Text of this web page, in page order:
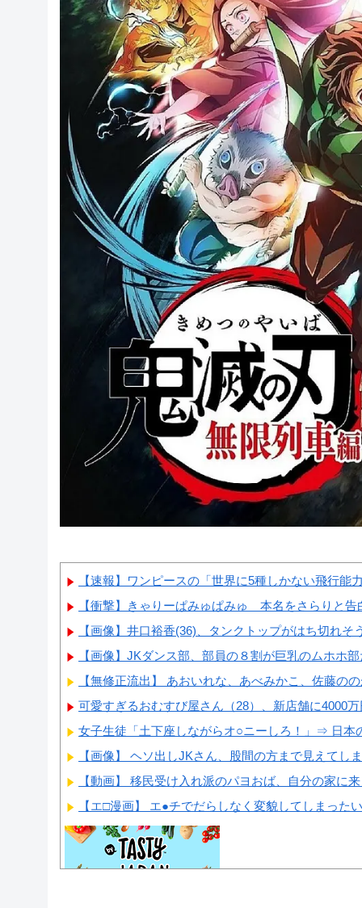
【速報】ワンピースの「世界に5種しかない飛行能
【衝撃】きゃりーぱみゅぱみゅ 本名をさらりと告
【画像】井口裕香(36)、タンクトップがはち切れ
【画像】JKダンス部、部員の８割が巨乳のムホホ
【無修正流出】 あおいれな、あべみかこ、佐藤の
可愛すぎるおむすび屋さん（28）、新店舗に4000
女子生徒「土下座しながらオ○ニーしろ！」⇒ 日本
【画像】 ヘソ出しJKさん、股間の方まで見えてし
【動画】 移民受け入れ派のパヨおば、自分の家に
【エ□漫画】 エ●チでだらしなく変貌してしまった